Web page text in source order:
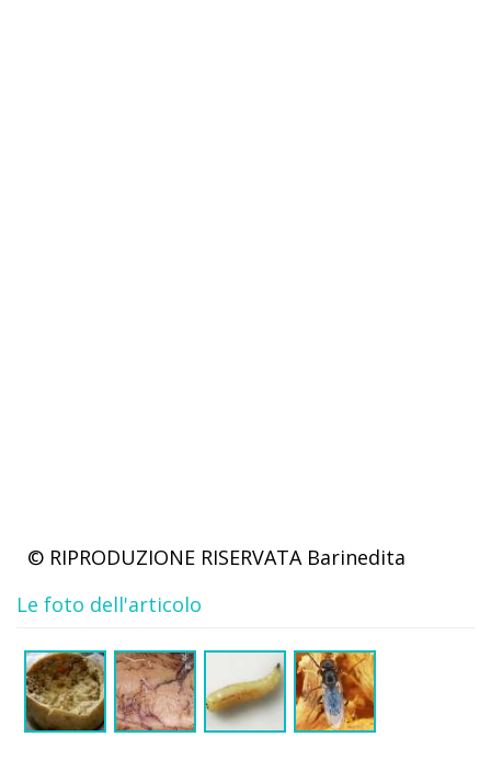
© RIPRODUZIONE RISERVATA Barinedita
Le foto dell'articolo